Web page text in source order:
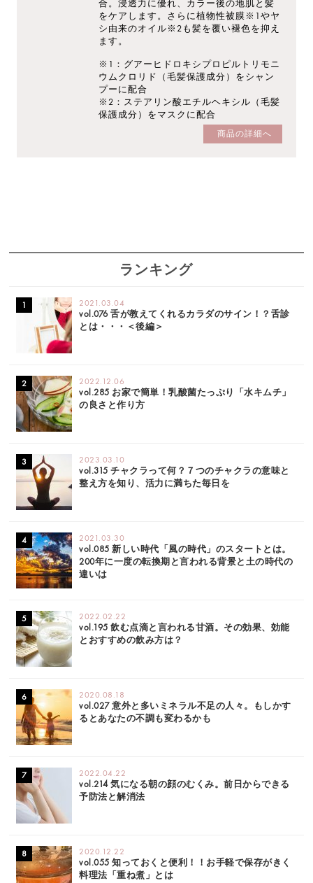
合。浸透力に優れ、カラー後の地肌と髪
をケアします。さらに植物性被膜※1やヤ
シ由来のオイル※2も髪を覆い褪色を抑え
ます。
※1：グアーヒドロキシプロピルトリモニ
ウムクロリド（毛髪保護成分）をシャン
プーに配合
※2：ステアリン酸エチルヘキシル（毛髪
保護成分）をマスクに配合
商品の詳細へ
ランキング
2021.03.04
vol.076 舌が教えてくれるカラダのサイン！？舌診
とは・・・＜後編＞
2022.12.06
vol.285 お家で簡単！乳酸菌たっぷり「水キムチ」
の良さと作り方
2023.03.10
vol.315 チャクラって何？７つのチャクラの意味と
整え方を知り、活力に満ちた毎日を
2021.03.30
vol.085 新しい時代「風の時代」のスタートとは。
200年に一度の転換期と言われる背景と土の時代の
違いは
2022.02.22
vol.195 飲む点滴と言われる甘酒。その効果、効能
とおすすめの飲み方は？
2020.08.18
vol.027 意外と多いミネラル不足の人々。もしかす
るとあなたの不調も変わるかも
2022.04.22
vol.214 気になる朝の顔のむくみ。前日からできる
予防法と解消法
2020.12.22
vol.055 知っておくと便利！！お手軽で保存がきく
料理法「重ね煮」とは